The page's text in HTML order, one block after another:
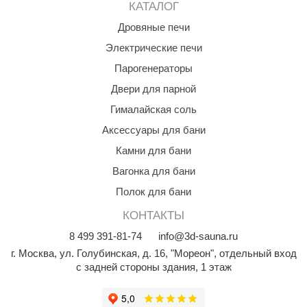
КАТАЛОГ
Дровяные печи
Электрические печи
Парогенераторы
Двери для парной
Гималайская соль
Аксессуары для бани
Камни для бани
Вагонка для бани
Полок для бани
КОНТАКТЫ
8 499 391-81-74
info@3d-sauna.ru
г. Москва, ул. Голубинская, д. 16, "Мореон", отдельный вход
с задней стороны здания, 1 этаж